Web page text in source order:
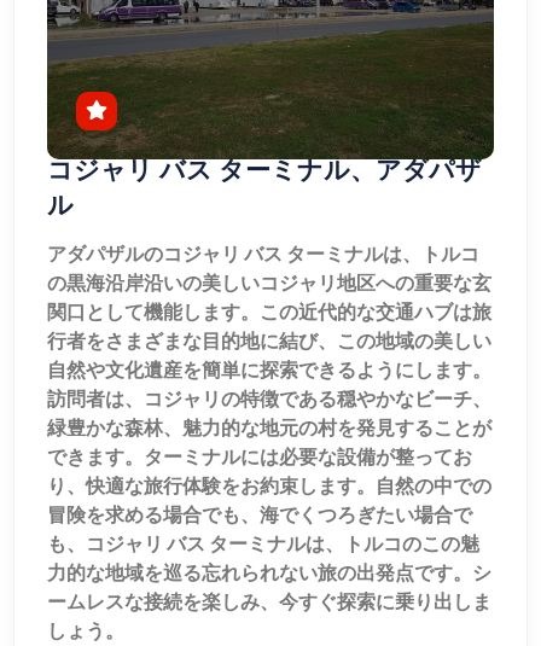
コジャリ バス ターミナル、アダパザ
ル
アダパザルのコジャリ バス ターミナルは、トルコ
の黒海沿岸沿いの美しいコジャリ地区への重要な玄
関口として機能します。この近代的な交通ハブは旅
行者をさまざまな目的地に結び、この地域の美しい
自然や文化遺産を簡単に探索できるようにします。
訪問者は、コジャリの特徴である穏やかなビーチ、
緑豊かな森林、魅力的な地元の村を発見することが
できます。ターミナルには必要な設備が整ってお
り、快適な旅行体験をお約束します。自然の中での
冒険を求める場合でも、海でくつろぎたい場合で
も、コジャリ バス ターミナルは、トルコのこの魅
力的な地域を巡る忘れられない旅の出発点です。シ
ームレスな接続を楽しみ、今すぐ探索に乗り出しま
しょう。